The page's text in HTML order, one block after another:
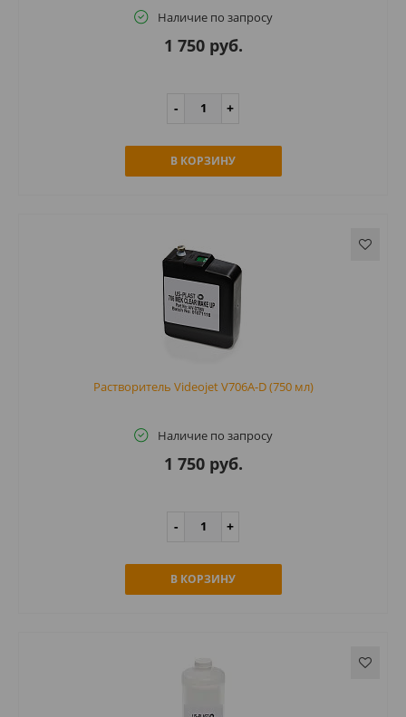
Наличие по запросу
1 750 руб.
В КОРЗИНУ
Растворитель Videojet V706A-D (750 мл)
Наличие по запросу
1 750 руб.
В КОРЗИНУ